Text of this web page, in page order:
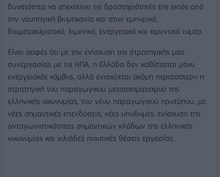
δυνατότητα να επεκτείνει τις δραστηριότητές της εκτός από
την ναυπηγική βιομηχανία και στον εμπορικό,
διαμετακομιστικό, λιμενικό, ενεργειακό και αμυντικό τομέα.
Είναι σαφές ότι με την ενίσχυση της στρατηγικής μας
συνεργασίας με τις ΗΠΑ, η Ελλάδα δεν καθίσταται μόνο
ενεργειακός κόμβος, αλλά ενισχύεται ακόμη περισσότερο η
στρατηγική του παραγωγικού μετασχηματισμού της
ελληνικής οικονομίας, του νέου παραγωγικού προτύπου, με
νέες σημαντικές επενδύσεις, νέες υποδομές, ενίσχυση της
ανταγωνιστικότητας σημαντικών κλάδων της ελληνικής
οικονομίας και χιλιάδες ποιοτικές θέσεις εργασίας.